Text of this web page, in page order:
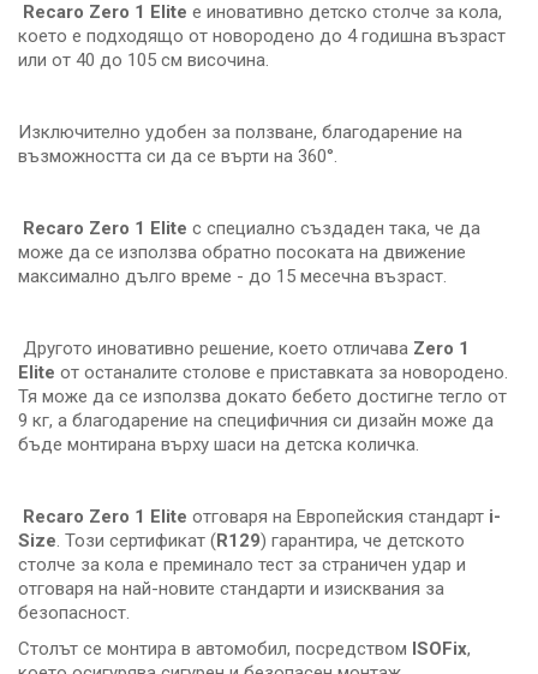
Recaro Zero 1 Elite е иновативно детско столче за кола,
което е подходящо от новородено до 4 годишна възраст
или от 40 дo 105 см височина.
Изключително удобен за ползване, благодарение на
възможността си да се върти на 360°.
Recaro Zero 1 Elite с специално създаден така, че да
може да се използва обратно посоката на движение
максимално дълго време - до 15 месечна възраст.
Другото иновативно решение, което отличава Zero 1
Elite от останалите столове е приставката за новородено.
Тя може да се използва докато бебето достигне тегло от
9 кг, а благодарение на специфичния си дизайн може да
бъде монтирана върху шаси на детска количка.
Recaro Zero 1 Elite отговаря на Европейския стандарт i-
Size. Този сертификат (R129) гарантира, че детското
столче за кола е преминало тест за страничен удар и
отговаря на най-новите стандарти и изисквания за
безопасност.
Столът се монтира в автомобил, посредством ISOFix,